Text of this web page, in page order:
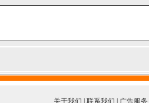
关于我们 联系我们 广告服务